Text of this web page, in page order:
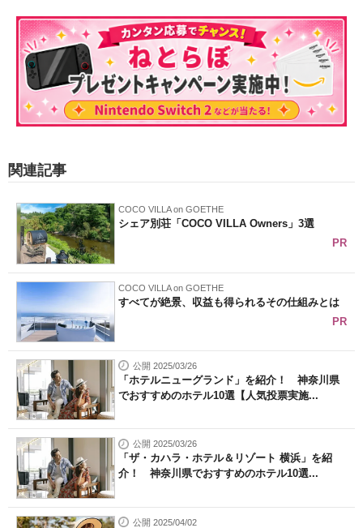
関連記事
COCO VILLA on GOETHE
シェア別荘「COCO VILLA Owners」3選
PR
COCO VILLA on GOETHE
すべてが絶景、収益も得られるその仕組みとは
PR
公開 2025/03/26
「ホテルニューグランド」を紹介！ 神奈川県
でおすすめのホテル10選【人気投票実施...
公開 2025/03/26
「ザ・カハラ・ホテル＆リゾート 横浜」を紹
介！ 神奈川県でおすすめのホテル10選...
公開 2025/04/02